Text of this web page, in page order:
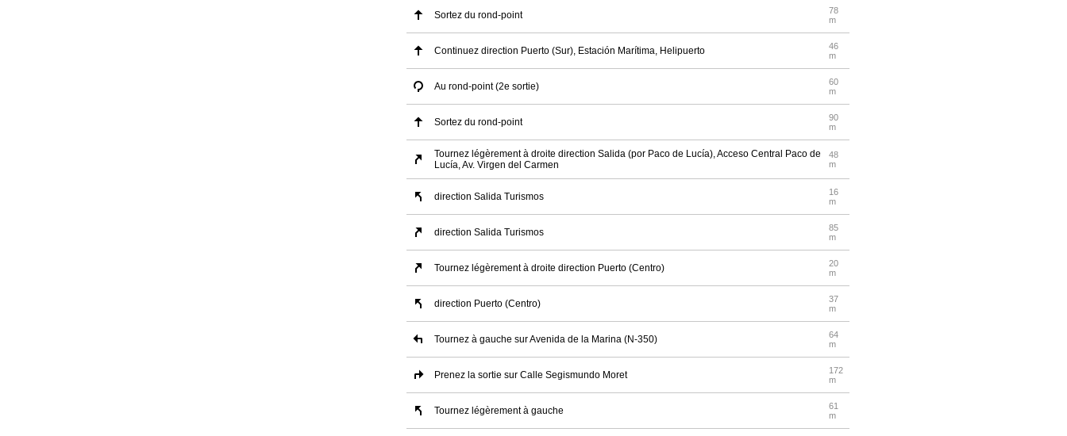
Sortez du rond-point
78
m
Continuez direction Puerto (Sur), Estación Marítima, Helipuerto
46
m
Au rond-point (2e sortie)
60
m
Sortez du rond-point
90
m
Tournez légèrement à droite direction Salida (por Paco de Lucía), Acceso Central Paco de
Lucía, Av. Virgen del Carmen
48
m
direction Salida Turismos
16
m
direction Salida Turismos
85
m
Tournez légèrement à droite direction Puerto (Centro)
20
m
direction Puerto (Centro)
37
m
Tournez à gauche sur Avenida de la Marina (N-350)
64
m
Prenez la sortie sur Calle Segismundo Moret
172
m
Tournez légèrement à gauche
61
m